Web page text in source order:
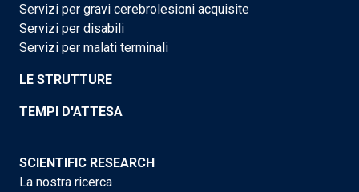
Servizi per gravi cerebrolesioni acquisite
Servizi per disabili
Servizi per malati terminali
LE STRUTTURE
TEMPI D'ATTESA
SCIENTIFIC RESEARCH
La nostra ricerca